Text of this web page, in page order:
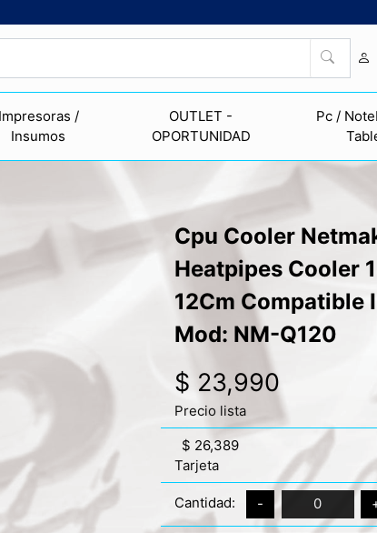
Impresoras /
Insumos
OUTLET -
OPORTUNIDAD
Pc /
Cpu Cooler
Heatpipes Cooler
12Cm Compatible
Mod: NM-Q120
$ 23,990
Precio lista
$ 26,389
Tarjeta
Cantidad: - 0